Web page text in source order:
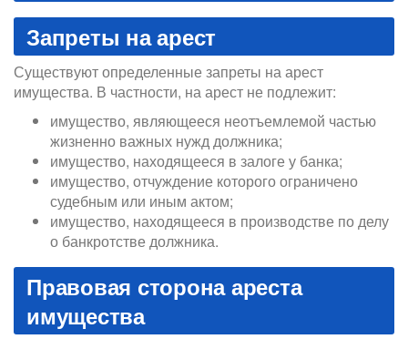
Запреты на арест
Существуют определенные запреты на арест
имущества. В частности, на арест не подлежит:
имущество, являющееся неотъемлемой частью
жизненно важных нужд должника;
имущество, находящееся в залоге у банка;
имущество, отчуждение которого ограничено
судебным или иным актом;
имущество, находящееся в производстве по делу
о банкротстве должника.
Правовая сторона ареста
имущества